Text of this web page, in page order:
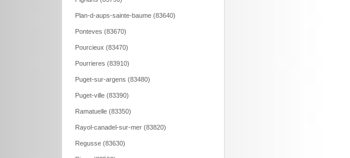
Plan-d-aups-sainte-baume (83640)
Ponteves (83670)
Pourcieux (83470)
Pourrieres (83910)
Puget-sur-argens (83480)
Puget-ville (83390)
Ramatuelle (83350)
Rayol-canadel-sur-mer (83820)
Regusse (83630)